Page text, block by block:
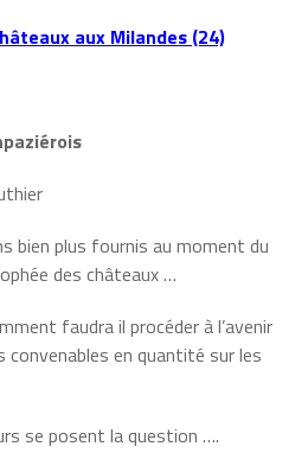
aux Milandes (24)
bien plus fournis au moment du
des châteaux …
faudra il procéder à l’avenir
convenables en quantité sur les
se posent la question ….